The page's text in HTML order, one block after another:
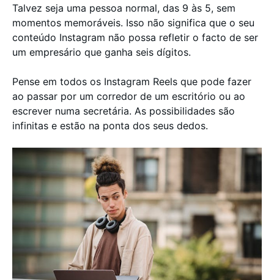
Talvez seja uma pessoa normal, das 9 às 5, sem
momentos memoráveis. Isso não significa que o seu
conteúdo Instagram não possa refletir o facto de ser
um empresário que ganha seis dígitos.
Pense em todos os Instagram Reels que pode fazer
ao passar por um corredor de um escritório ou ao
escrever numa secretária. As possibilidades são
infinitas e estão na ponta dos seus dedos.